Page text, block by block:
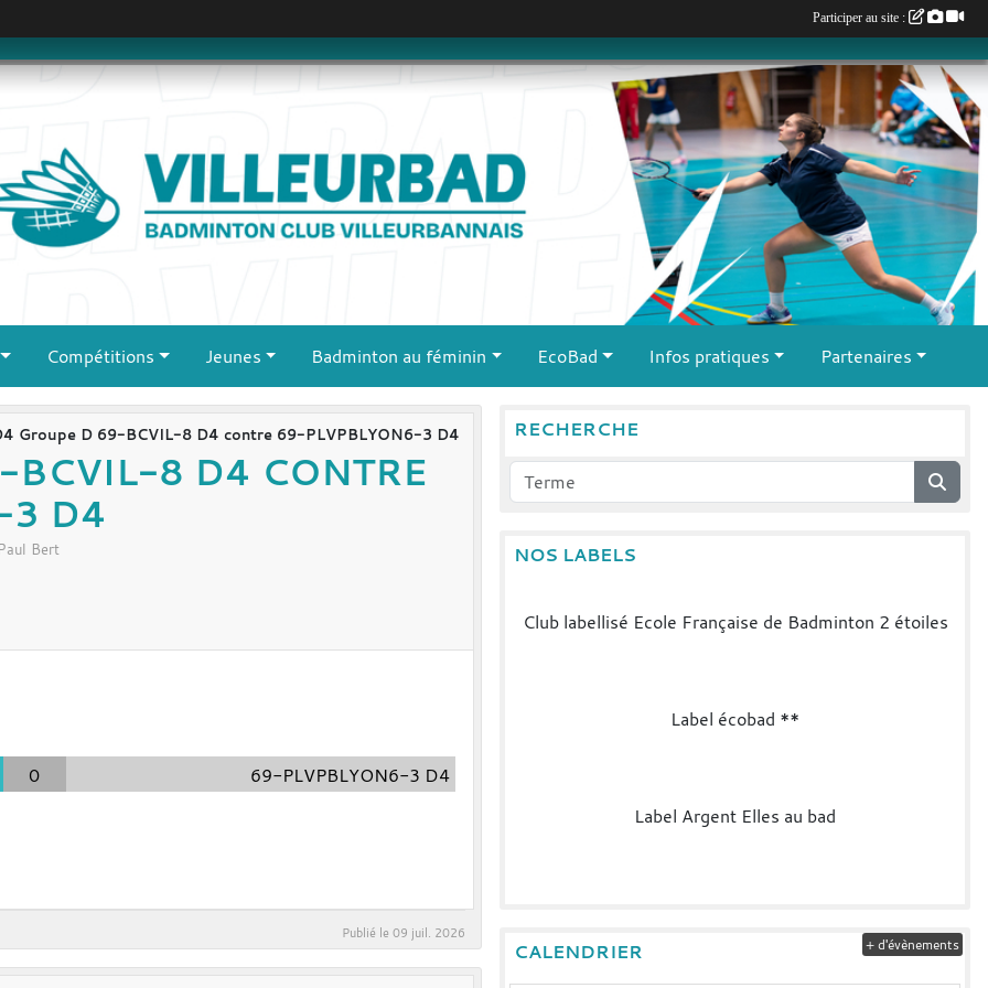
Compétitions Jeunes Badminton au féminin EcoBad Infos pratiques Partenaires
Groupe D 69-BCVIL-8 D4 contre 69-PLVPBLYON6-3 D4
BCVIL-8 D4 CONTRE
3 D4
Bert
0 69-PLVPBLYON6-3 D4
Publié le09 juil. 2026
RECHERCHE
NOS LABELS
Club labellisé Ecole Française de Badminton 2 étoiles
Label écobad **
Label Argent Elles au bad
CALENDRIER + d'évènements
Participer au site :